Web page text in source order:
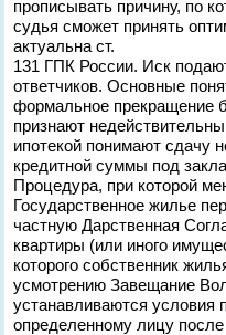
прописывать причину, по
судья сможет принять
актуальна ст.
131 ГПК России. Иск
ответчиков. Основные
формальное прекращение
признают
ипотекой понимают сдачу
кредитной суммы под
Процедура, при которой
Государственное жилье
частную Дарственная
квартиры (или иного
которого собственник
усмотрению Завещание
устанавливаются условия
определенному лицу после